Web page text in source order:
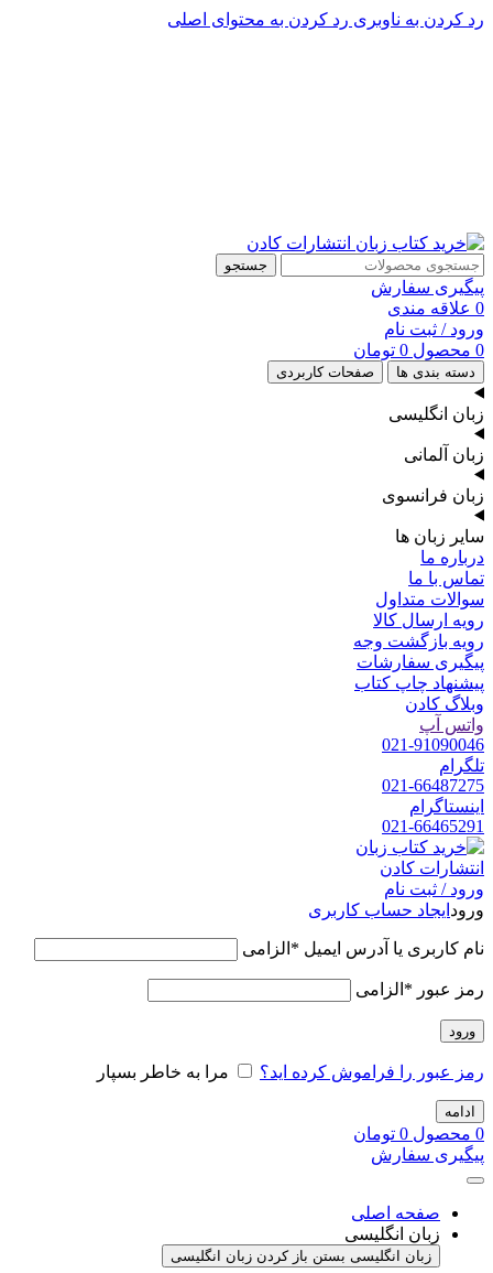
رد کردن به ناوبری رد کردن به محتوای اصلی
جستجو
پیگیری سفارش
0 علاقه مندی
ورود / ثبت نام
0 محصول 0 تومان
دسته بندی ها صفحات کاربردی
زبان انگلیسی
زبان آلمانی
زبان فرانسوی
سایر زبان ها
درباره ما
تماس با ما
سوالات متداول
رویه ارسال کالا
رویه بازگشت وجه
پیگیری سفارشات
پیشنهاد چاپ کتاب
وبلاگ کادن
واتس آپ
021-91090046
تلگرام
021-66487275
اینستاگرام
021-66465291
ورود / ثبت نام
ورود ایجاد حساب کاربری
نام کاربری یا آدرس ایمیل * الزامی
رمز عبور * الزامی
ورود
رمز عبور را فراموش کرده اید؟ مرا به خاطر بسپار
ادامه
0 محصول 0 تومان
پیگیری سفارش
صفحه اصلی
زبان انگلیسی
زبان انگلیسی بستن باز کردن زبان انگلیسی